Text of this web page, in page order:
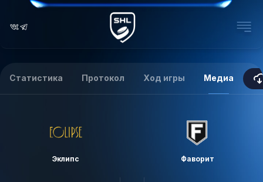
Статистика Протокол Ход игры Медиа
Эклипс Фаворит